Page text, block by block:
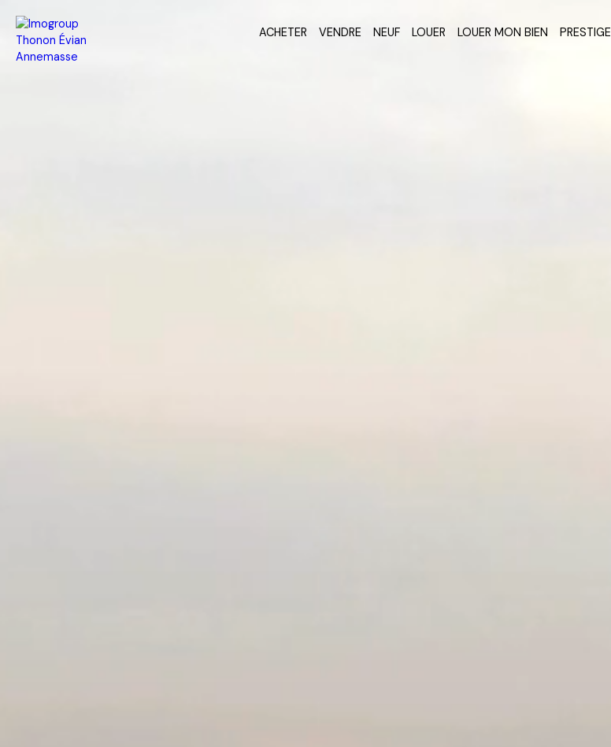
ACHETER VENDRE NEUF LOUER LOUER MON BIEN PRESTIGE